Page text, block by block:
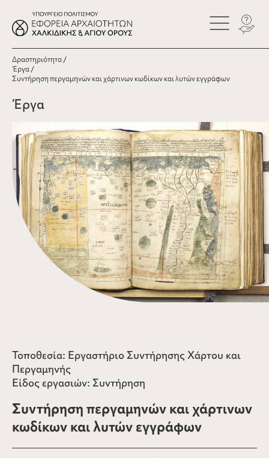
Δραστηριότητα
Έργα
Συντήρηση περγαμηνών και χάρτινων κωδίκων και λυτών εγγράφων
Έργα
Τοποθεσία: Εργαστήριο Συντήρησης Χάρτου και
Περγαμηνής
Είδος εργασιών: Συντήρηση
Συντήρηση περγαμηνών και χάρτινων
κωδίκων και λυτών εγγράφων